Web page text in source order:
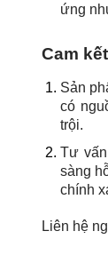
ứng
Cam
Sản
có
trội.
Tư
sàng
chính
Liên hệ